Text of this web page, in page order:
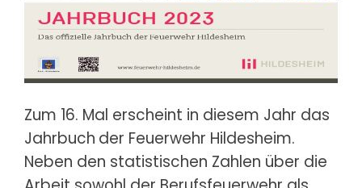
Zum 16. Mal erscheint in diesem Jahr das
Jahrbuch der Feuerwehr Hildesheim.
Neben den statistischen Zahlen über die